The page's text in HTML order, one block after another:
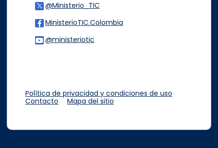
@Ministerio_TIC
MinisterioTIC.Colombia
@ministeriotic
Política de privacidad y condiciones de uso
Contacto
Mapa del sitio